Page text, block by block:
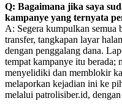
Q: Bagaimana jika saya
kampanye yang ternyata
A: Segera kumpulkan
transfer, tangkapan layar
dengan penggalang dana.
tempat kampanye itu berada;
menyelidiki dan memblokir
melaporkan kejadian ini ke
melalui patrolisiber.id,